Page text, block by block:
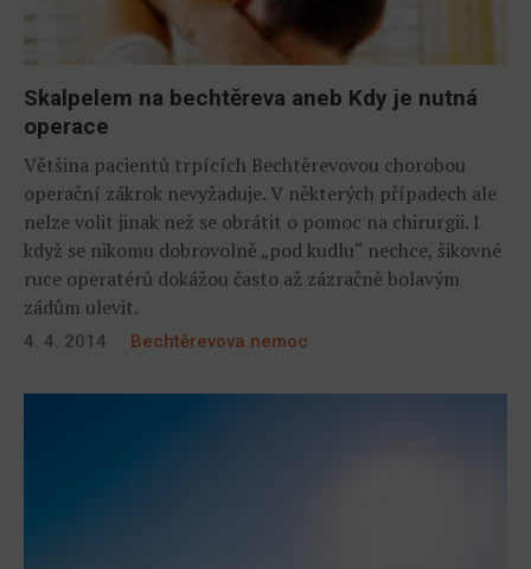
Skalpelem na bechtěreva aneb Kdy je nutná
operace
Většina pacientů trpících Bechtěrevovou chorobou
operační zákrok nevyžaduje. V některých případech ale
nelze volit jinak než se obrátit o pomoc na chirurgii. I
když se nikomu dobrovolně „pod kudlu“ nechce, šikovné
ruce operatérů dokážou často až zázračně bolavým
zádům ulevit.
4. 4. 2014 Bechtěrevova nemoc